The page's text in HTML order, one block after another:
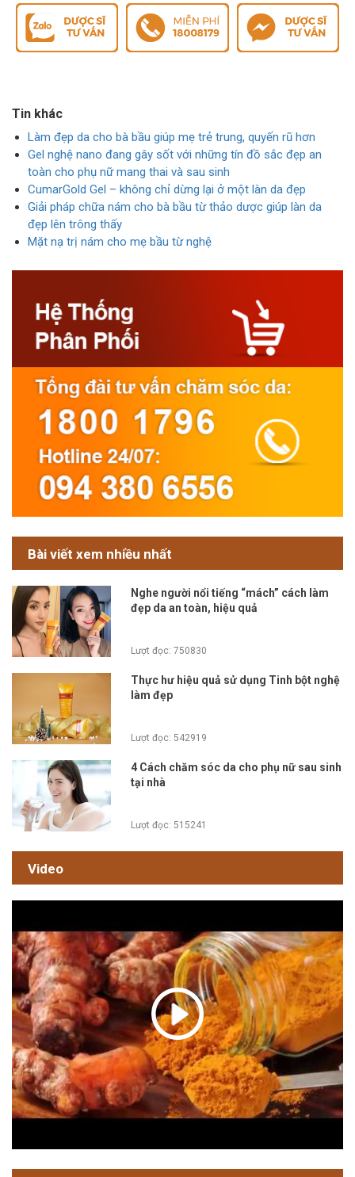
Tin khác
Làm đẹp da cho bà bầu giúp mẹ trẻ trung, quyến rũ hơn
Gel nghệ nano đang gây sốt với những tín đồ sắc đẹp an
toàn cho phụ nữ mang thai và sau sinh
CumarGold Gel – không chỉ dừng lại ở một làn da đẹp
Giải pháp chữa nám cho bà bầu từ thảo dược giúp làn da
đẹp lên trông thấy
Mặt nạ trị nám cho mẹ bầu từ nghệ
Bài viết xem nhiều nhất
Nghe người nổi tiếng “mách” cách làm
đẹp da an toàn, hiệu quả
Lượt đọc: 750830
Thực hư hiệu quả sử dụng Tinh bột nghệ
làm đẹp
Lượt đọc: 542919
4 Cách chăm sóc da cho phụ nữ sau sinh
tại nhà
Lượt đọc: 515241
Video